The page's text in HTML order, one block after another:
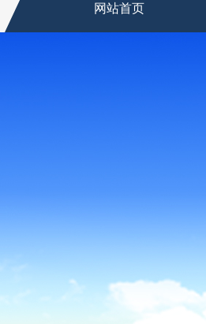
网站首页